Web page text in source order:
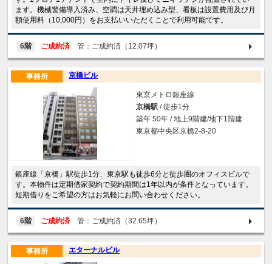
ます。機械警備導入済み、空調は天井埋め込み型、看板は設置費用及び月
額使用料（10,000円）をお支払いいただくことで利用可能です。
6階 ご成約済 管：ご成約済（12.07坪）
京橋ビル
事務所
東京メトロ銀座線
京橋駅 / 徒歩1分
築年 50年 / 地上9階建/地下1階建
東京都中央区京橋2-8-20
銀座線「京橋」駅徒歩1分、東京駅も徒歩6分と徒歩圏のオフィスビルで
す。本物件は定期借家契約で契約期間は1年以内が条件となっています。
短期借りをご希望の方はお気軽にお問い合わせください。
6階 ご成約済 管：ご成約済（32.65坪）
エターナルビル
事務所